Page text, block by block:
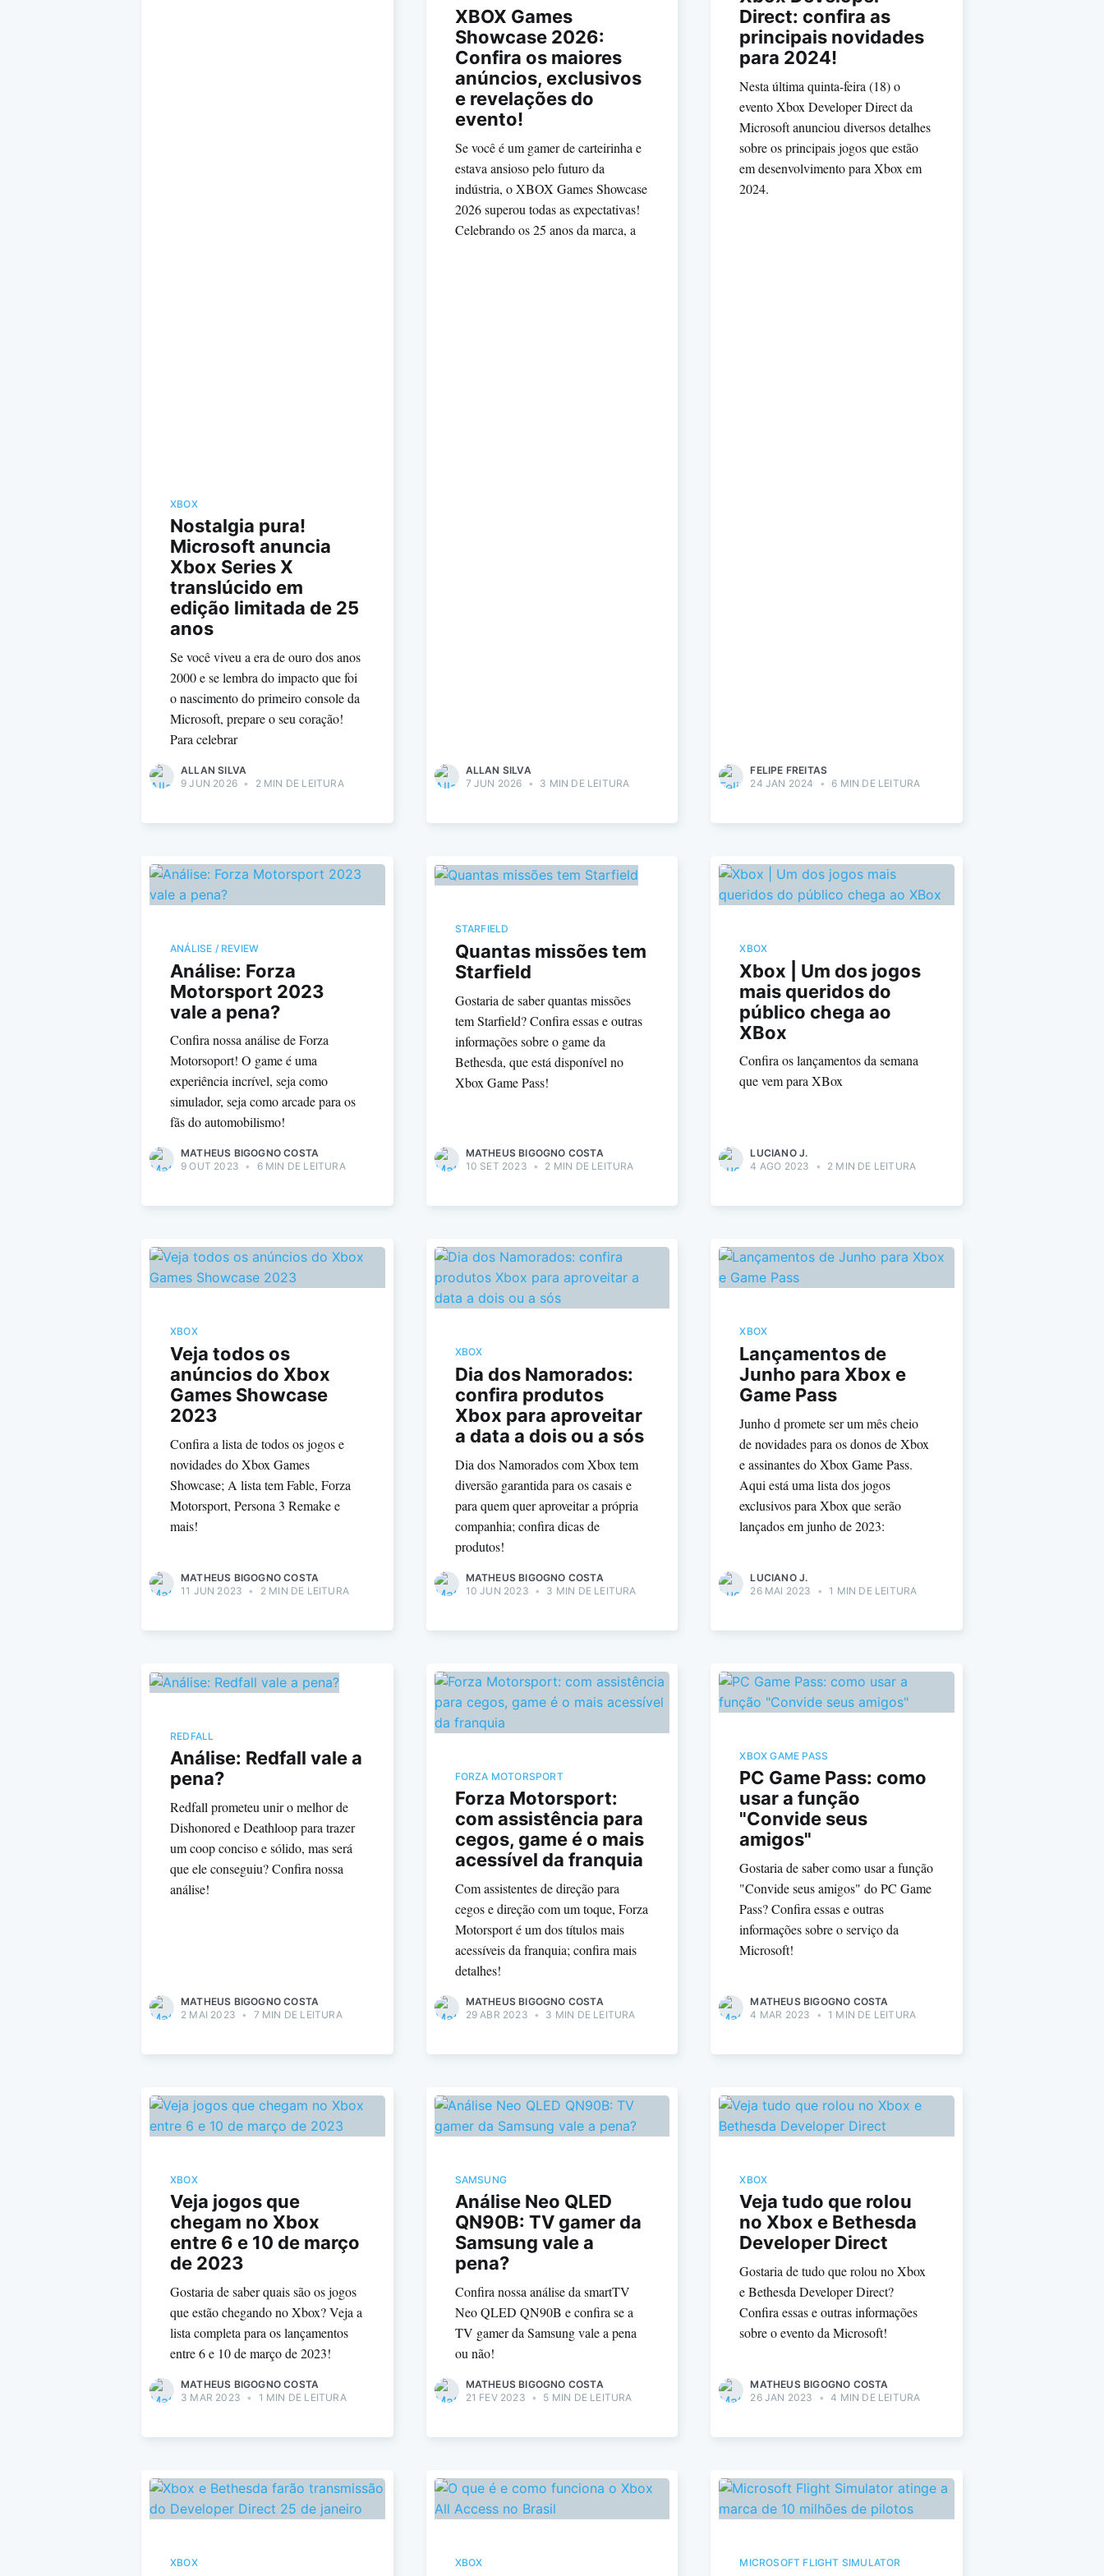
XBOX
Nostalgia pura!
Microsoft anuncia
Xbox Series X
translúcido em
edição limitada de 25
anos
Se você viveu a era de ouro dos anos
2000 e se lembra do impacto que foi
o nascimento do primeiro console da
Microsoft, prepare o seu coração!
Para celebrar
ALLAN SILVA
9 JUN 2026 • 2 MIN DE LEITURA
XBOX Games
Showcase 2026:
Confira os maiores
anúncios, exclusivos
e revelações do
evento!
Se você é um gamer de carteirinha e
estava ansioso pelo futuro da
indústria, o XBOX Games Showcase
2026 superou todas as expectativas!
Celebrando os 25 anos da marca, a
ALLAN SILVA
7 JUN 2026 • 3 MIN DE LEITURA
Direct: confira as
principais novidades
para 2024!
Nesta última quinta-feira (18) o
evento Xbox Developer Direct da
Microsoft anunciou diversos detalhes
sobre os principais jogos que estão
em desenvolvimento para Xbox em
2024.
FELIPE FREITAS
24 JAN 2024
• 6 MIN DE LEITURA
ANÁLISE / REVIEW
Análise: Forza
Motorsport 2023
vale a pena?
Confira nossa análise de Forza
Motorsoport! O game é uma
experiência incrível, seja como
simulador, seja como arcade para os
fãs do automobilismo!
MATHEUS BIGOGNO COSTA
9 OUT 2023 • 6 MIN DE LEITURA
STARFIELD
Quantas missões tem
Starfield
Gostaria de saber quantas missões
tem Starfield? Confira essas e outras
informações sobre o game da
Bethesda, que está disponível no
Xbox Game Pass!
MATHEUS BIGOGNO COSTA
10 SET 2023 • 2 MIN DE LEITURA
XBOX
Xbox | Um dos jogos
mais queridos do
público chega ao
XBox
Confira os lançamentos da semana
que vem para XBox
LUCIANO J.
4 AGO 2023
• 2 MIN DE LEITURA
XBOX
Veja todos os
anúncios do Xbox
Games Showcase
2023
Confira a lista de todos os jogos e
novidades do Xbox Games
Showcase; A lista tem Fable, Forza
Motorsport, Persona 3 Remake e
mais!
MATHEUS BIGOGNO COSTA
11 JUN 2023 • 2 MIN DE LEITURA
XBOX
Dia dos Namorados:
confira produtos
Xbox para aproveitar
a data a dois ou a sós
Dia dos Namorados com Xbox tem
diversão garantida para os casais e
para quem quer aproveitar a própria
companhia; confira dicas de
produtos!
MATHEUS BIGOGNO COSTA
10 JUN 2023 • 3 MIN DE LEITURA
XBOX
Lançamentos de
Junho para Xbox e
Game Pass
Junho d promete ser um mês cheio
de novidades para os donos de Xbox
e assinantes do Xbox Game Pass.
Aqui está uma lista dos jogos
exclusivos para Xbox que serão
lançados em junho de 2023:
LUCIANO J.
26 MAI 2023
• 1 MIN DE LEITURA
REDFALL
Análise: Redfall vale a
pena?
Redfall prometeu unir o melhor de
Dishonored e Deathloop para trazer
um coop conciso e sólido, mas será
que ele conseguiu? Confira nossa
análise!
MATHEUS BIGOGNO COSTA
2 MAI 2023 • 7 MIN DE LEITURA
FORZA MOTORSPORT
Forza Motorsport:
com assistência para
cegos, game é o mais
acessível da franquia
Com assistentes de direção para
cegos e direção com um toque, Forza
Motorsport é um dos títulos mais
acessíveis da franquia; confira mais
detalhes!
MATHEUS BIGOGNO COSTA
29 ABR 2023 • 3 MIN DE LEITURA
XBOX GAME PASS
PC Game Pass: como
usar a função
"Convide seus
amigos"
Gostaria de saber como usar a função
"Convide seus amigos" do PC Game
Pass? Confira essas e outras
informações sobre o serviço da
Microsoft!
MATHEUS BIGOGNO COSTA
4 MAR 2023
• 1 MIN DE LEITURA
XBOX
Veja jogos que
chegam no Xbox
entre 6 e 10 de março
de 2023
Gostaria de saber quais são os jogos
que estão chegando no Xbox? Veja a
lista completa para os lançamentos
entre 6 e 10 de março de 2023!
MATHEUS BIGOGNO COSTA
3 MAR 2023 • 1 MIN DE LEITURA
SAMSUNG
Análise Neo QLED
QN90B: TV gamer da
Samsung vale a
pena?
Confira nossa análise da smartTV
Neo QLED QN90B e confira se a
TV gamer da Samsung vale a pena
ou não!
MATHEUS BIGOGNO COSTA
21 FEV 2023 • 5 MIN DE LEITURA
XBOX
Veja tudo que rolou
no Xbox e Bethesda
Developer Direct
Gostaria de tudo que rolou no Xbox
e Bethesda Developer Direct?
Confira essas e outras informações
sobre o evento da Microsoft!
MATHEUS BIGOGNO COSTA
26 JAN 2023
• 4 MIN DE LEITURA
XBOX XBOX MICROSOFT FLIGHT SIMULATOR